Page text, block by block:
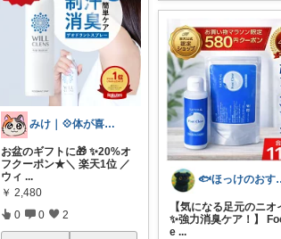
みけ｜💠体が喜ぶもの・便利なもの
お盆のギフトに🎁 ✨20%オ
フクーポン★＼ 楽天1位 ／
ウィ ...
￥ 2,480
0 0 2
🐟ほっけ
【気になる足元のニオ
✨強力消臭ケア！】
e ...